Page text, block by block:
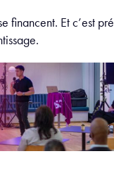
financent. Et c’est